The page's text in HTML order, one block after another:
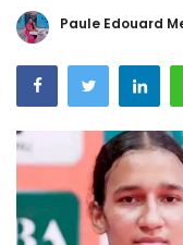
Football
Gallery
Terms &
Athlétisme
Sports
CAN FÉMININE
Paule Edouard